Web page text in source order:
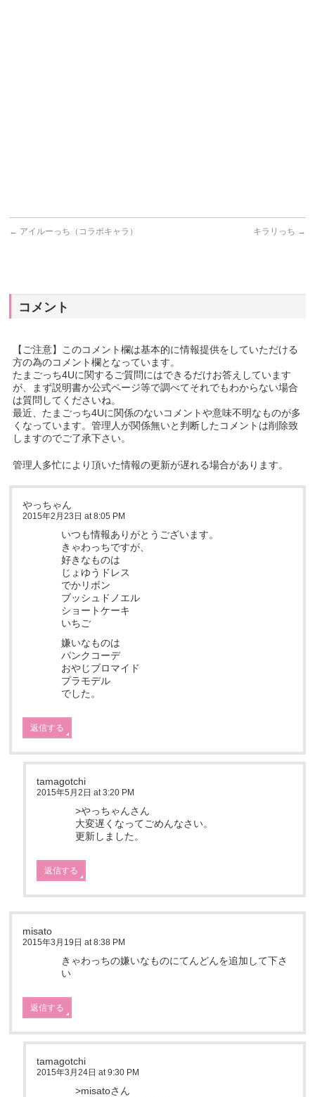
← アイルーっち（コラボキャラ） キラリっち →
コメント
【ご注意】このコメント欄は基本的に情報提供をしていただける
方の為のコメント欄となっています。
たまごっち4Uに関するご質問にはできるだけお答えしています
が、まず説明書か公式ページ等で調べてそれでもわからない場合
は質問してくださいね。
最近、たまごっち4Uに関係のないコメントや意味不明なものが多
くなっています。管理人が関係無いと判断したコメントは削除致
しますのでご了承下さい。
管理人多忙により頂いた情報の更新が遅れる場合があります。
やっちゃん
2015年2月23日 at 8:05 PM
いつも情報ありがとうございます。
きゃわっちですが、
好きなものは
じょゆうドレス
でかリボン
ブッシュドノエル
ショートケーキ
いちご
嫌いなものは
パンクコーデ
おやじブロマイド
プラモデル
でした。
返信する
tamagotchi
2015年5月2日 at 3:20 PM
>やっちゃんさん
大変遅くなってごめんなさい。
更新しました。
返信する
misato
2015年3月19日 at 8:38 PM
きゃわっちの嫌いなものにてんどんを追加して下さ
い
返信する
tamagotchi
2015年3月24日 at 9:30 PM
>misatoさん